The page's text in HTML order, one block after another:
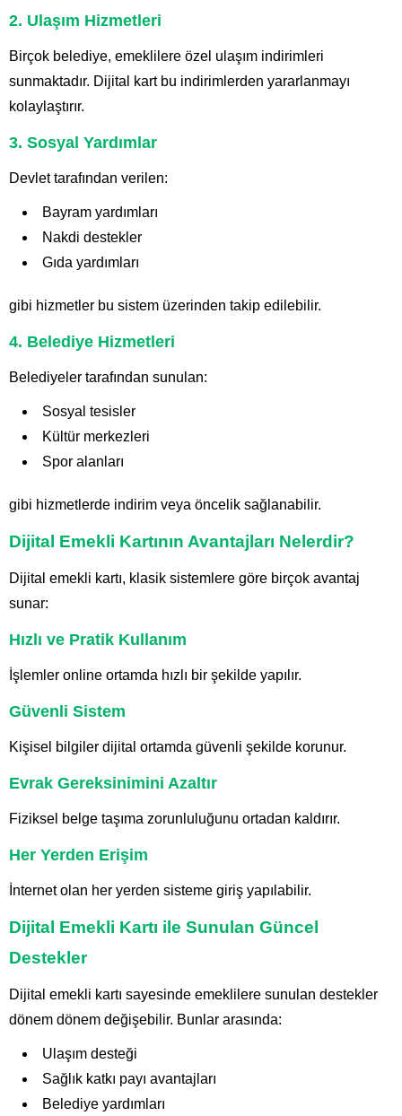
2. Ulaşım Hizmetleri
Birçok belediye, emeklilere özel ulaşım indirimleri
sunmaktadır. Dijital kart bu indirimlerden yararlanmayı
kolaylaştırır.
3. Sosyal Yardımlar
Devlet tarafından verilen:
Bayram yardımları
Nakdi destekler
Gıda yardımları
gibi hizmetler bu sistem üzerinden takip edilebilir.
4. Belediye Hizmetleri
Belediyeler tarafından sunulan:
Sosyal tesisler
Kültür merkezleri
Spor alanları
gibi hizmetlerde indirim veya öncelik sağlanabilir.
Dijital Emekli Kartının Avantajları Nelerdir?
Dijital emekli kartı, klasik sistemlere göre birçok avantaj
sunar:
Hızlı ve Pratik Kullanım
İşlemler online ortamda hızlı bir şekilde yapılır.
Güvenli Sistem
Kişisel bilgiler dijital ortamda güvenli şekilde korunur.
Evrak Gereksinimini Azaltır
Fiziksel belge taşıma zorunluluğunu ortadan kaldırır.
Her Yerden Erişim
İnternet olan her yerden sisteme giriş yapılabilir.
Dijital Emekli Kartı ile Sunulan Güncel
Destekler
Dijital emekli kartı sayesinde emeklilere sunulan destekler
dönem dönem değişebilir. Bunlar arasında:
Ulaşım desteği
Sağlık katkı payı avantajları
Belediye yardımları